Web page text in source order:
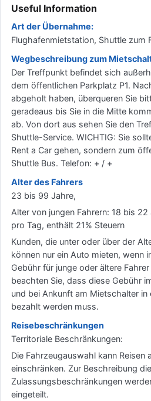
Useful Information
Art der Übernahme:
Flughafenmietstation, Shuttle zum
Wegbeschreibung zum
Der Treffpunkt befindet sich
dem öffentlichen Parkplatz P1.
abgeholt haben, überqueren Sie
geradeaus bis Sie in die Mitte
ab. Von dort aus sehen Sie den
Shuttle-Service. WICHTIG: Sie
Rent a Car gehen, sondern zum
Shuttle Bus. Telefon: + / +
Alter des Fahrers
23 bis 99 Jahre,
Alter von jungen Fahrern: 18 bis
pro Tag, enthält 21% Steuern
Kunden, die unter oder über der
können nur ein Auto mieten, wenn
Gebühr für junge oder ältere
beachten Sie, dass diese Gebühr
und bei Ankunft am Mietschalter in
bezahlt werden muss.
Reisebeschränkungen
Territoriale Beschränkungen:
Die Fahrzeugauswahl kann Reisen
einschränken. Zur Beschreibung
Zulassungsbeschränkungen
eingeteilt.